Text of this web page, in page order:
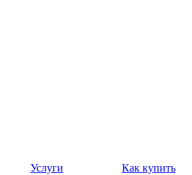
Услуги
Как купить